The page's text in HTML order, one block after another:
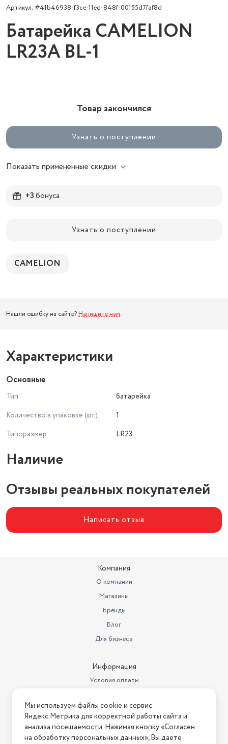
Артикул: #41b46938-f3ce-11ed-848f-00155d7faf8d
Батарейка CAMELION
LR23A BL-1
Товар закончился
Узнать о поступлении
Показать применённые скидки
+3бонуса
Узнать о поступлении
CAMELION
Нашли ошибку на сайте? Напишите нам.
Характеристики
Основные
Тип
батарейка
Количество в упаковке (шт)
1
Типоразмер
LR23
Наличие
Отзывы реальных покупателей
Написать отзыв
Компания
О компании
Магазины
Бренды
Блог
Для бизнеса
Информация
Условия оплаты
Условия возврата
Нашли ошибку на сайте? Напишите нам
Мы используем файлы cookie и сервис
Яндекс.Метрика для корректной работы сайта и
анализа посещаемости. Нажимая кнопку «Согласен
на обработку персональных данных», Вы даете